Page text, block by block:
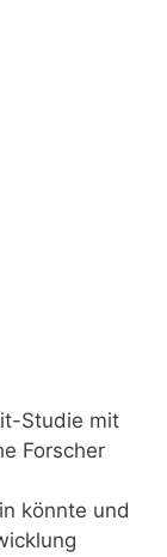
Studie mit
Forscher
könnte und